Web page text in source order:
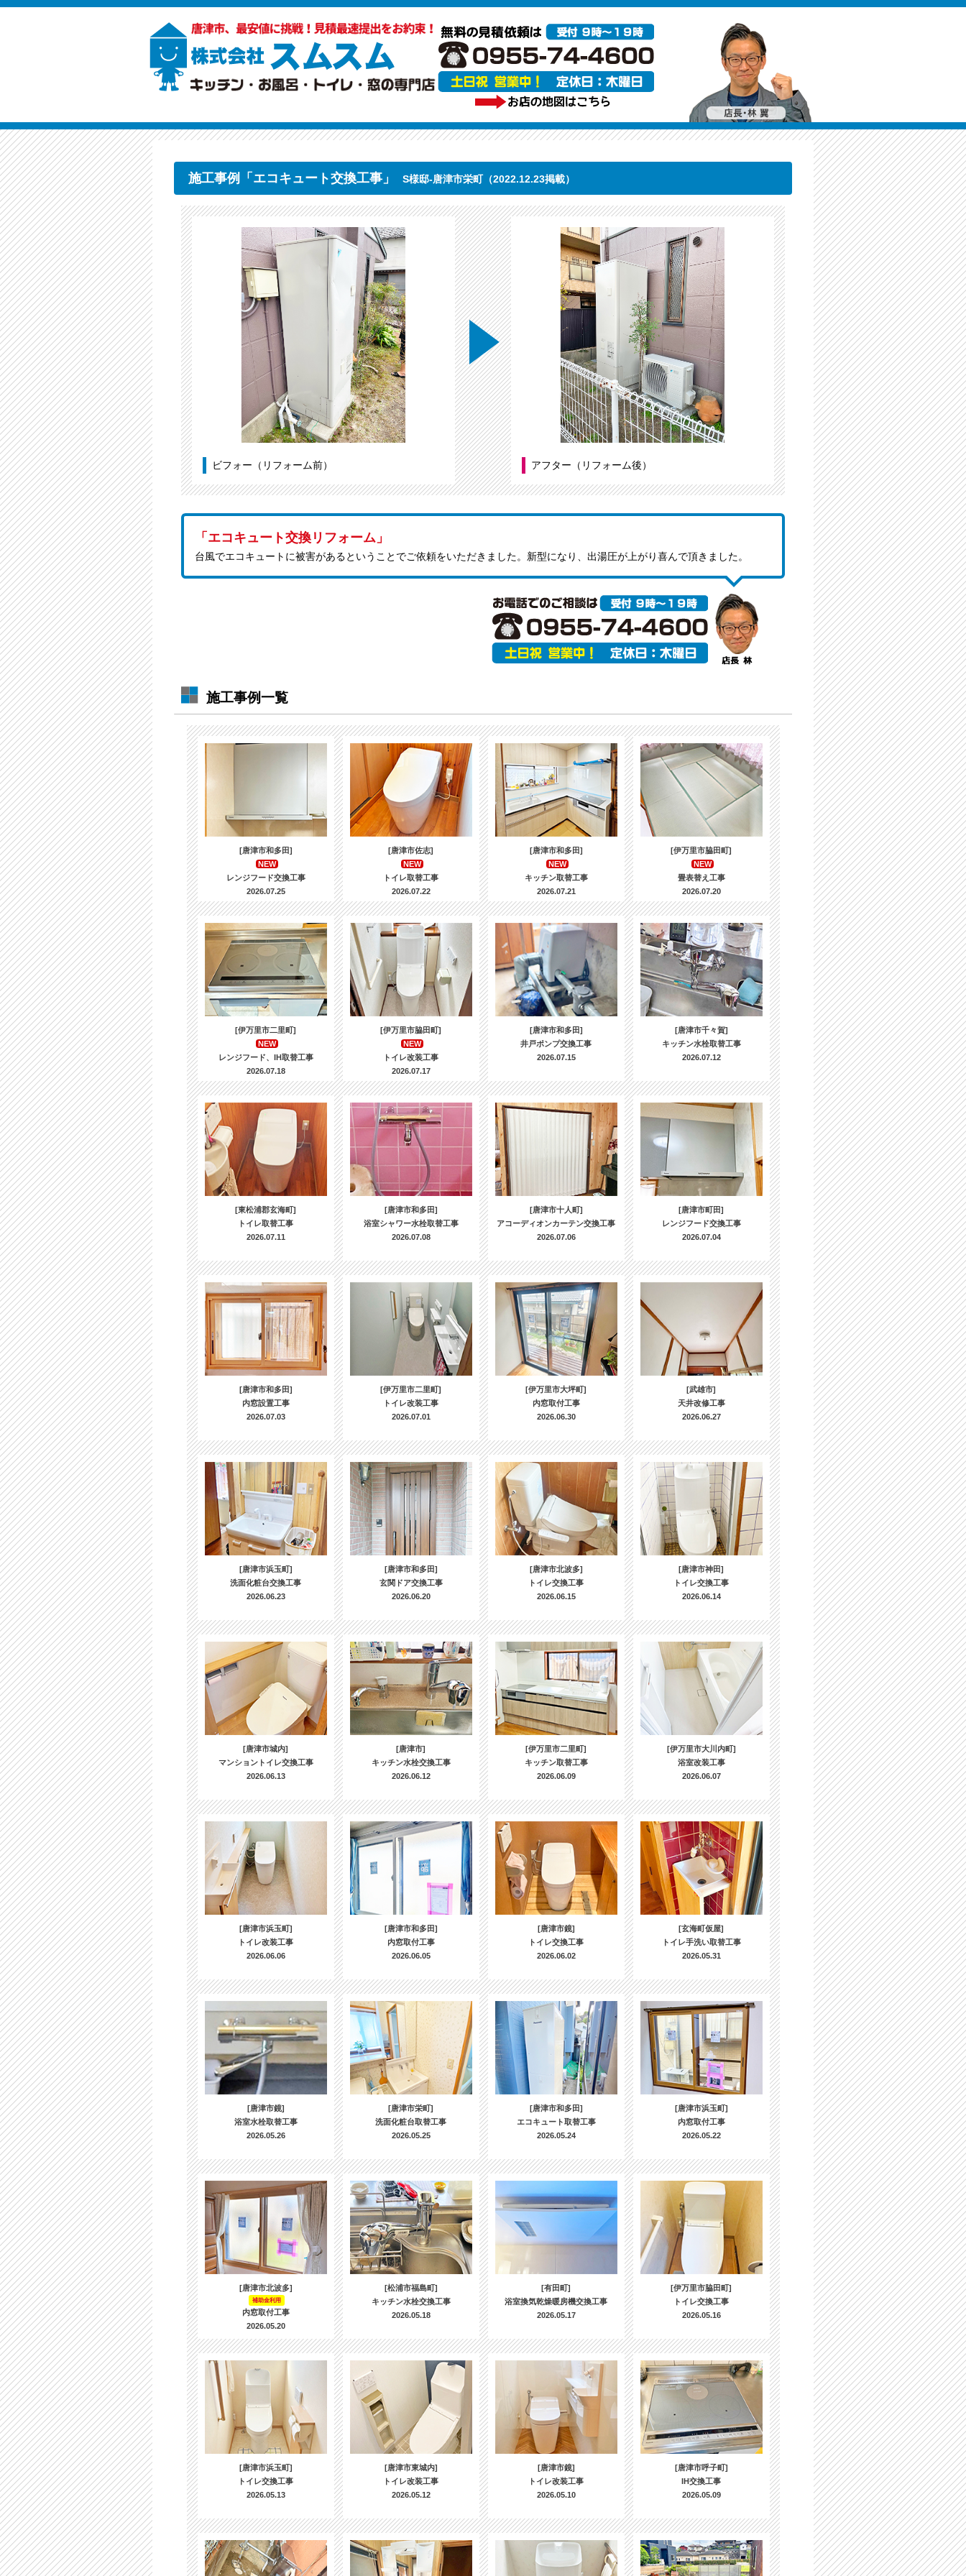
施工事例「エコキュート交換工事」 S様邸-唐津市栄町（2022.12.23掲載）
ビフォー（リフォーム前） アフター（リフォーム後）
「エコキュート交換リフォーム」
台風でエコキュートに被害があるということでご依頼をいただきました。新型になり、出湯圧が上がり喜んで頂きました。
施工事例一覧
[唐津市和多田]
NEW
レンジフード交換工事
2026.07.25
[唐津市佐志]
NEW
トイレ取替工事
2026.07.22
[唐津市和多田]
NEW
キッチン取替工事
2026.07.21
[伊万里市脇田町]
NEW
畳表替え工事
2026.07.20
[伊万里市二里町]
NEW
レンジフード、IH取替工事
2026.07.18
[伊万里市脇田町]
NEW
トイレ改装工事
2026.07.17
[唐津市和多田]
井戸ポンプ交換工事
2026.07.15
[唐津市千々賀]
キッチン水栓取替工事
2026.07.12
[東松浦郡玄海町]
トイレ取替工事
2026.07.11
[唐津市和多田]
浴室シャワー水栓取替工事
2026.07.08
[唐津市十人町]
アコーディオンカーテン交換工事
2026.07.06
[唐津市町田]
レンジフード交換工事
2026.07.04
[唐津市和多田]
内窓設置工事
2026.07.03
[伊万里市二里町]
トイレ改装工事
2026.07.01
[伊万里市大坪町]
内窓取付工事
2026.06.30
[武雄市]
天井改修工事
2026.06.27
[唐津市浜玉町]
洗面化粧台交換工事
2026.06.23
[唐津市和多田]
玄関ドア交換工事
2026.06.20
[唐津市北波多]
トイレ交換工事
2026.06.15
[唐津市神田]
トイレ交換工事
2026.06.14
[唐津市城内]
マンショントイレ交換工事
2026.06.13
[唐津市]
キッチン水栓交換工事
2026.06.12
[伊万里市二里町]
キッチン取替工事
2026.06.09
[伊万里市大川内町]
浴室改装工事
2026.06.07
[唐津市浜玉町]
トイレ改装工事
2026.06.06
[唐津市和多田]
内窓取付工事
2026.06.05
[唐津市鏡]
トイレ交換工事
2026.06.02
[玄海町仮屋]
トイレ手洗い取替工事
2026.05.31
[唐津市鏡]
浴室水栓取替工事
2026.05.26
[唐津市栄町]
洗面化粧台取替工事
2026.05.25
[唐津市和多田]
エコキュート取替工事
2026.05.24
[唐津市浜玉町]
内窓取付工事
2026.05.22
[唐津市北波多]
補助金利用
内窓取付工事
2026.05.20
[松浦市福島町]
キッチン水栓交換工事
2026.05.18
[有田町]
浴室換気乾燥暖房機交換工事
2026.05.17
[伊万里市脇田町]
トイレ交換工事
2026.05.16
[唐津市浜玉町]
トイレ交換工事
2026.05.13
[唐津市東城内]
トイレ改装工事
2026.05.12
[唐津市鏡]
トイレ改装工事
2026.05.10
[唐津市呼子町]
IH交換工事
2026.05.09